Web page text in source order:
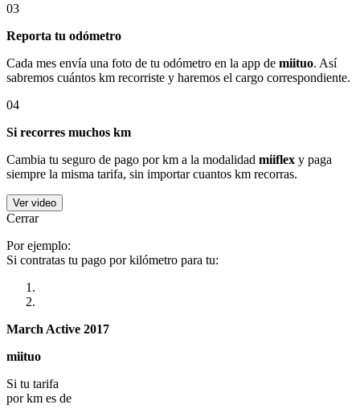
03
Reporta tu odómetro
Cada mes envía una foto de tu odómetro en la app de miituo. Así
sabremos cuántos km recorriste y haremos el cargo correspondiente.
04
Si recorres muchos km
Cambia tu seguro de pago por km a la modalidad miiflex y paga
siempre la misma tarifa, sin importar cuantos km recorras.
Ver video
Cerrar
Por ejemplo:
Si contratas tu pago por kilómetro para tu:
March Active 2017
miituo
Si tu tarifa
por km es de